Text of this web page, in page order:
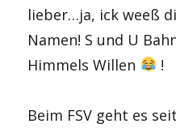
lieber…ja, ick weeß
Namen! S und U
Himmels Willen
!
Beim FSV geht es